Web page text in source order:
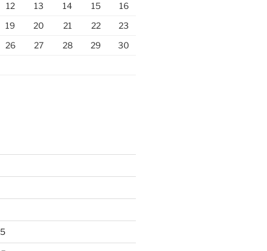
12 13 14 15
16
19 20 21 22
23
26 27 28 29
30